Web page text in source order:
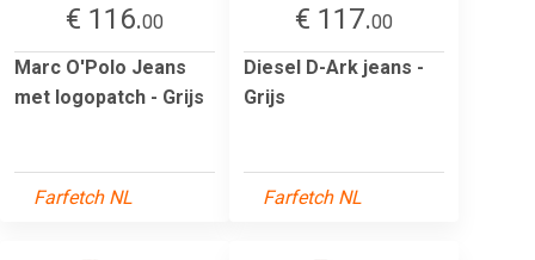
€ 116.00
Marc O'Polo Jeans
met logopatch - Grijs
Farfetch NL
€ 117.00
Diesel D-Ark jeans -
Grijs
Farfetch NL